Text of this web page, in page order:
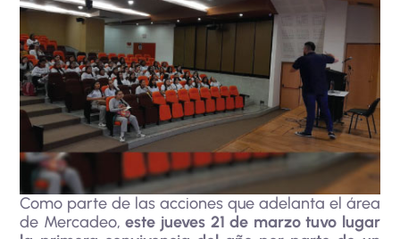
Como parte de las acciones que adelanta el área
de Mercadeo,este jueves 21 de marzo tuvo lugar